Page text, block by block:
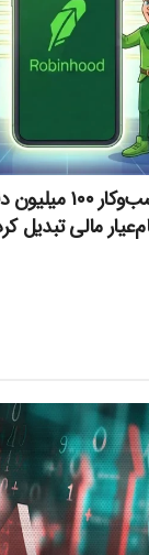
درخشش ۱۳ خط
مالی تبدیل